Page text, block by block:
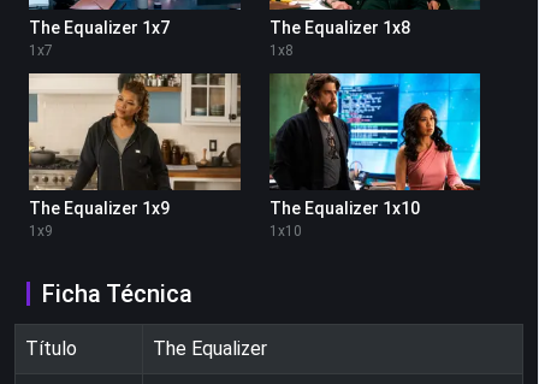
The Equalizer 1x7
1 x7
The Equalizer 1x8
1 x8
The Equalizer 1x9
1 x9
The Equalizer 1x10
1 x10
Ficha Técnica
Título The Equalizer